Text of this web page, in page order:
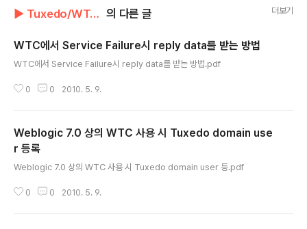
▶ Tuxedo/WTC 자료 의 다른 글 더보기
WTC에서 Service Failure시 reply data를 받는 방법
WTC에서 Service Failure시 reply data를 받는 방법.pdf
0 0 2010. 5. 9.
Weblogic 7.0 상의 WTC 사용 시 Tuxedo domain use
r 등록
Weblogic 7.0 상의 WTC 사용 시 Tuxedo domain user 등.pdf
0 0 2010. 5. 9.